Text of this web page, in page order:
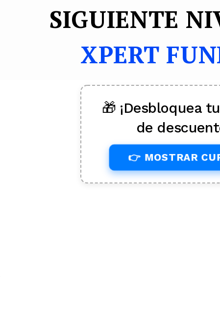
SIGUIENTE
XPERT
🎁 ¡Desbloquea
de
👉 MOSTRAR